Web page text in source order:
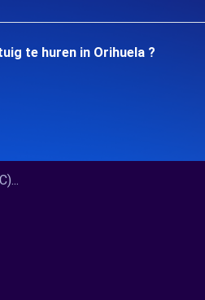
te huren in Orihuela ?